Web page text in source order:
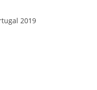
2019